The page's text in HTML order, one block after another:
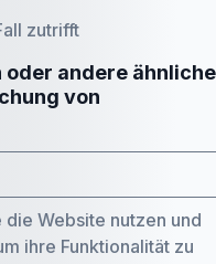
zutrifft
oder andere ähnliche
von
Website nutzen und
ihre Funktionalität zu